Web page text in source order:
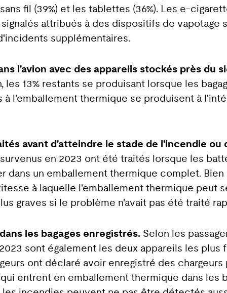
fil (39%) et les tablettes (36%). Les e-
attribués à des dispositifs de vapotage
supplémentaires.
l'avion avec des appareils stockés près du
les 13% restants se produisant lorsque les
l'emballement thermique se produisent à
avant d'atteindre le stade de l'incendie ou
en 2023 ont été traités lorsque les
dans un emballement thermique complet.
à laquelle l'emballement thermique peut
graves si le problème n'avait pas été traité
les bagages enregistrés. Selon les
sont également les deux appareils les plus
ont déclaré avoir enregistré des
entrent en emballement thermique dans les